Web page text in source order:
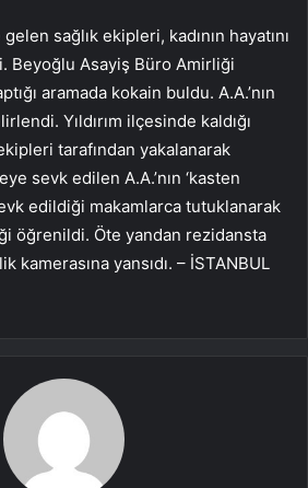
sağlık ekipleri, kadının hayatını
Beyoğlu Asayiş Büro Amirliği
aramada kokain buldu. A.A.’nın
Yıldırım ilçesinde kaldığı
tarafından yakalanarak
sevk edilen A.A.’nın ‘kasten
edildiği makamlarca tutuklanarak
öğrenildi. Öte yandan rezidansta
kamerasına yansıdı. – İSTANBUL